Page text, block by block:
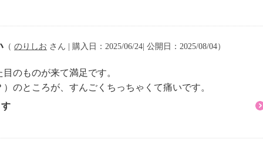
（ のりしお さん | 購入日：2025/06/24| 公開日：2025/08/04）
のものが来て満足です。
のところが、すんごくちっちゃくて痛いです。